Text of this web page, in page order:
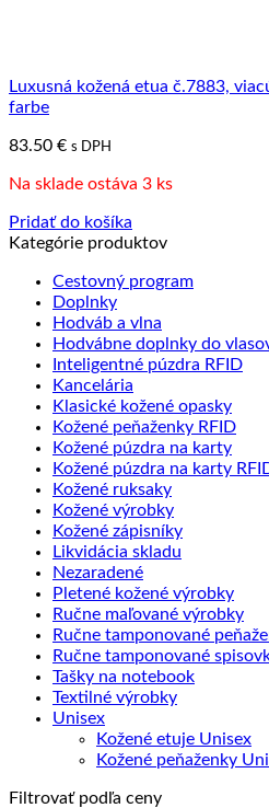
Luxusná kožená etua č.7883,
farbe
83.50 € s DPH
Na sklade ostáva 3 ks
Pridať do košíka
Kategórie produktov
Cestovný program
Doplnky
Hodváb a vlna
Hodvábne doplnky do
Inteligentné púzdra RFID
Kancelária
Klasické kožené opasky
Kožené peňaženky RFID
Kožené púzdra na karty
Kožené púzdra na karty
Kožené ruksaky
Kožené výrobky
Kožené zápisníky
Likvidácia skladu
Nezaradené
Pletené kožené výrobky
Ručne maľované výrobky
Ručne tamponované
Ručne tamponované
Tašky na notebook
Textilné výrobky
Unisex
Kožené etuje Unisex
Kožené peňaženky
Filtrovať podľa ceny